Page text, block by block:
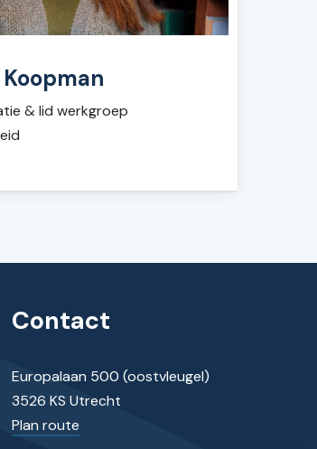
& lid werkgroep
Contact
Europalaan 500 (oostvleugel)
3526 KS Utrecht
Plan route